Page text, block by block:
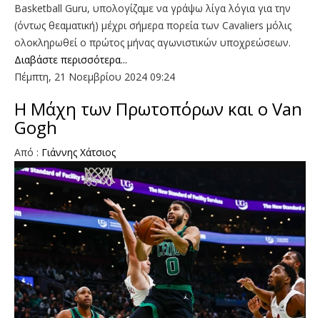
Basketball Guru, υπολογίζαμε να γράψω λίγα λόγια για την
(όντως θεαματική) μέχρι σήμερα πορεία των Cavaliers μόλις
ολοκληρωθεί ο πρώτος μήνας αγωνιστικών υποχρεώσεων.
Διαβάστε περισσότερα...
Πέμπτη, 21 Νοεμβρίου 2024 09:24
Η Μάχη των Πρωτοπόρων και ο Van
Gogh
Από : Γιάννης Χάτσιος